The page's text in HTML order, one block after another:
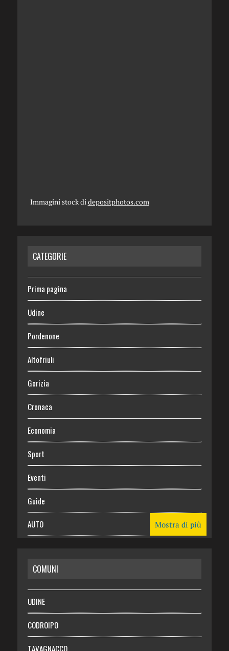
Immagini stock di depositphotos.com
CATEGORIE
Prima pagina
Udine
Pordenone
Altofriuli
Gorizia
Cronaca
Economia
Sport
Eventi
Guide
AUTO
RISPARMIO
SALUTE
Necrologie
Chi siamo
Mostra di più
COMUNI
UDINE
CODROIPO
TAVAGNACCO